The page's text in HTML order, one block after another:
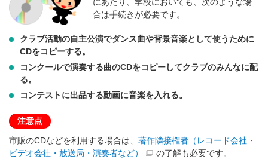
にあたり、学校においても、次のような場
合は手続きが必要です。
クラブ活動の自主公演でダンス曲や背景音楽として使うために
CDをコピーする。
コンクールで演奏する曲のCDをコピーしてクラブのみんなに配
る。
コンテストに出品する動画に音楽を入れる。
注意点
市販のCDなどを利用する場合は、 著作隣接権者（レコード会社・
ビデオ会社・放送局・演奏者など）
の了解も必要です。